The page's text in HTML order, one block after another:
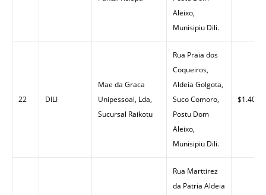
Aleixo,
Munisipiu Dili.
22 DILI
Mae da Graca
Unipessoal, Lda,
Sucursal Raikotu
Rua Praia dos
Coqueiros,
Aldeia Golgota,
Suco Comoro,
Postu Dom
Aleixo,
Munisipiu Dili.
$1.40
Rua Marttirez
da Patria Aldeia